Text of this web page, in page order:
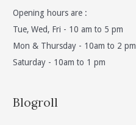
Opening hours are :
Tue, Wed, Fri - 10 am to 5 pm
Mon & Thursday - 10am to 2
Saturday - 10am to 1 pm
Blogroll